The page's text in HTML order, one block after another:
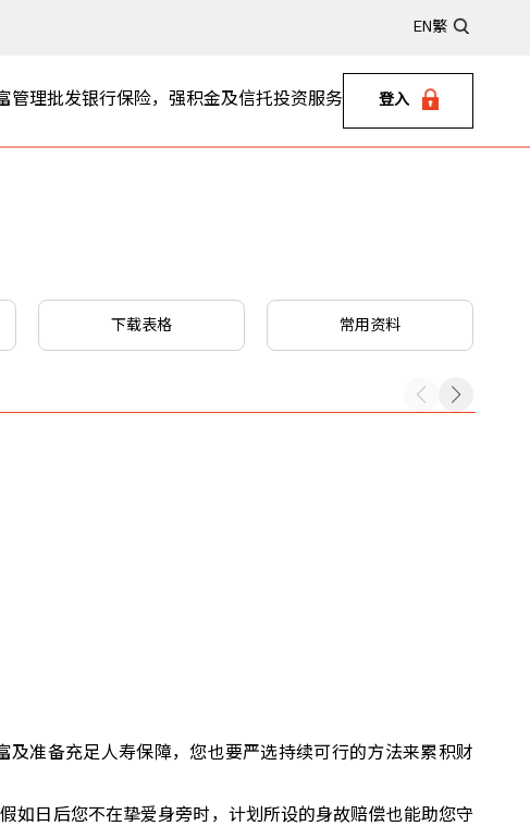
EN 繁
管理批发银行保险，强积金及信托投资服务 登入
下载表格 常用资料
准备充足人寿保障，您也要严选持续可行的方法来累积财
如日后您不在挚爱身旁时，计划所设的身故赔偿也能助您守